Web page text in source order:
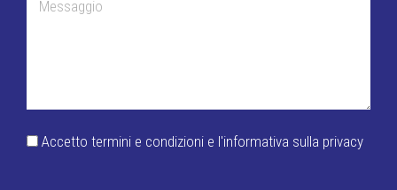
Accetto termini e condizioni e l'informativa sulla privacy